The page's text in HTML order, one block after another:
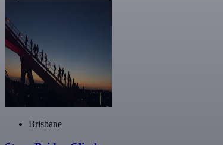
Brisbane